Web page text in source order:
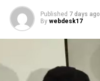
Published 7 days ago
By webdesk17